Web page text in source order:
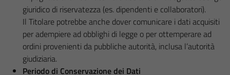
giuridico di riservatezza (es. dipendenti e collaboratori).
Il Titolare potrebbe anche dover comunicare i dati acquisiti
per adempiere ad obblighi di legge o per ottemperare ad
ordini provenienti da pubbliche autorità, inclusa l’autorità
giudiziaria.
Periodo di Conservazione dei Dati